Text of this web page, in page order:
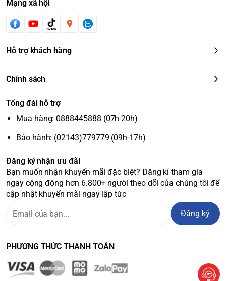
Mạng xã hội
Hỗ trợ khách hàng
Chính sách
Tổng đài hỗ trợ
Mua hàng: 0888445888 (07h-20h)
Bảo hành: (02143)779779 (09h-17h)
Đăng ký nhận ưu đãi
Bạn muốn nhận khuyến mãi đặc biệt? Đăng kí tham gia
ngay cộng động hơn 6.800+ người theo dõi của chúng tôi để
cập nhật khuyến mãi ngay lập tức
Đăng ký
PHƯƠNG THỨC THANH TOÁN